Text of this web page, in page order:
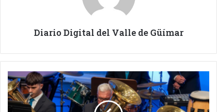
Diario Digital del Valle de Güímar
LA
BANDA
MUNICIPAL
DE